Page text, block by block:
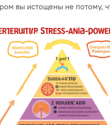
вы истощены не потому,